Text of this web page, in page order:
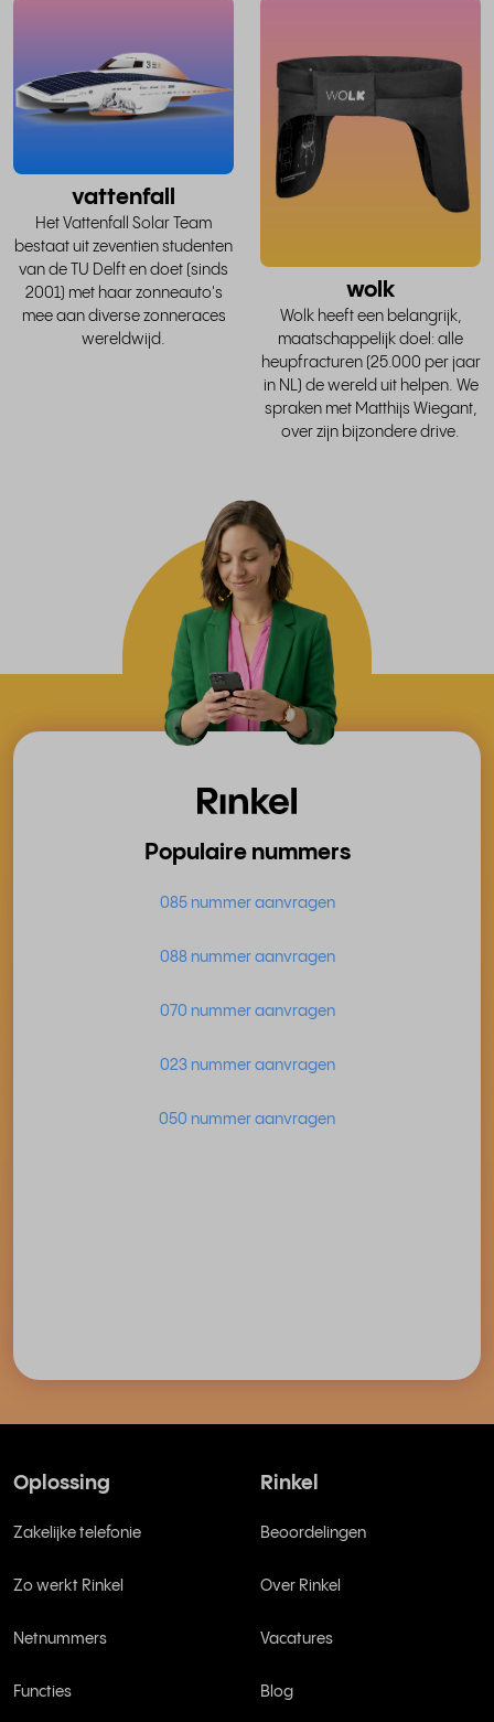
hele
verhaal
vattenfall
Het Vattenfall Solar Team
bestaat uit zeventien studenten
van de TU Delft en doet (sinds
2001) met haar zonneauto's
mee aan diverse zonneraces
wereldwijd.
wolk
Wolk heeft een belangrijk,
maatschappelijk doel: alle
heupfracturen (25.000 per jaar
in NL) de wereld uit helpen. We
spraken met Matthijs Wiegant,
over zijn bijzondere drive.
Populaire nummers
085 nummer aanvragen
088 nummer aanvragen
070 nummer aanvragen
023 nummer aanvragen
050 nummer aanvragen
Oplossing
Zakelijke telefonie
Zo werkt Rinkel
Netnummers
Functies
Rinkel
Beoordelingen
Over Rinkel
Vacatures
Blog